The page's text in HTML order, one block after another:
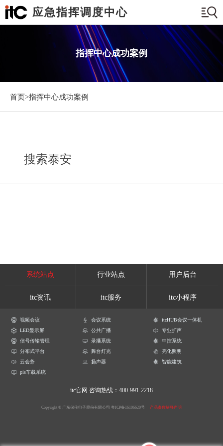
应急指挥调度中心
指挥中心成功案例
首页>指挥中心成功案例
搜索泰安
系统站点 行业站点 用户后台
itc资讯 itc服务 itc小程序
视频会议 会议系统
itcHUB会议一体机
LED显示屏
公共广播
专业扩声
信号传输管理
录播系统
中控系统
分布式平台
舞台灯光
亮化照明
云会务
扬声器
智能建筑
pis车载系统
itc官网 咨询热线：400-991-2218
Copyright © 广东保伦电子股份有限公司 粤ICP备16106620号 产品参数解释声明